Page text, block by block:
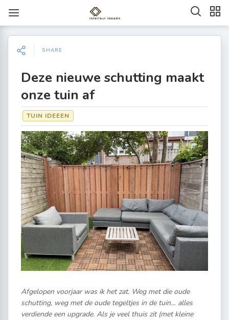
SHARE
Deze nieuwe schutting maakt
onze tuin af
TUIN IDEEEN
Afgelopen voorjaar was ik het zat. Weg met die oude
schutting, weg met de oude tegeltjes in de tuin… alles
verdiende een upgrade. Als je veel thuis zit (met kleine